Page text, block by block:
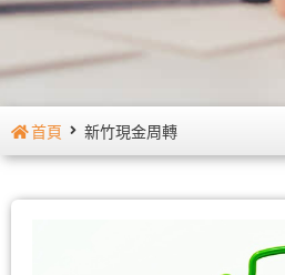
首頁 新竹現金周轉